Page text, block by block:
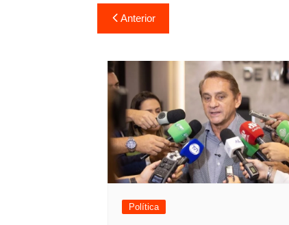
Navegação
de
Post
Anterior
Política